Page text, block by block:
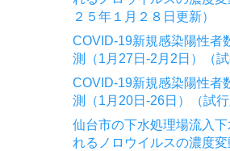
２５年１月２８日更新）
COVID-19新規感染陽性者
測（1月27日-2月2日）（試
COVID-19新規感染陽性者
測（1月20日-26日）（試行
仙台市の下水処理場流入下
れるノロウイルスの濃度変